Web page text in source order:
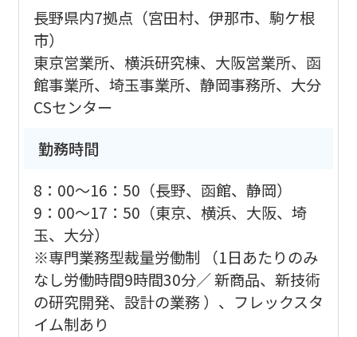
長野県内7拠点（宮田村、伊那市、駒ケ根
市）
東京営業所、横浜研究棟、大阪営業所、函
館事業所、埼玉事業所、静岡事務所、大分
CSセンター
勤務時間
8：00～16：50（長野、函館、静岡）
9：00～17：50（東京、横浜、大阪、埼
玉、大分）
※専門業務型裁量労働制 （1日あたりのみ
なし労働時間9時間30分／ 新商品、新技術
の研究開発、設計の業務 ）、フレックスタ
イム制あり